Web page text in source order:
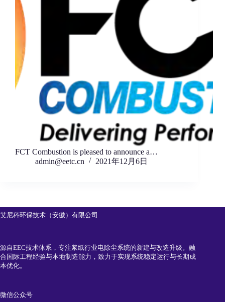
FCT Combustion is pleased to announce a…
admin@eetc.cn
2021年12月6日
艾尼科环保技术（安徽）有限公司
源自EEC技术体系，专注浆纸行业电除尘系统的新建与改造升级。融
合国际工程经验与本地制造能力，致力于实现系统稳定运行与长期成
本优化。
微信公众号